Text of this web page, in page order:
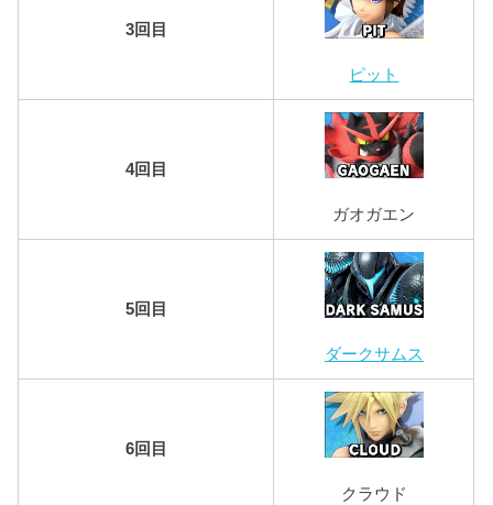
3回目
ピット
4回目
ガオガエン
5回目
ダークサムス
6回目
クラウド